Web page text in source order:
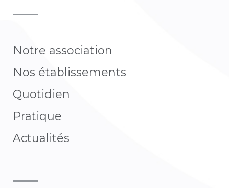
Notre association
Nos établissements
Quotidien
Pratique​
Actualités